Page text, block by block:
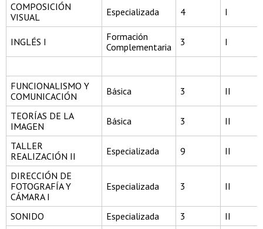
COMPOSICIÓN
VISUAL
Especializada 4 I
INGLÉS I
Formación
Complementaria
3 I
FUNCIONALISMO Y
COMUNICACIÓN
Básica 3 II
TEORÍAS DE LA
IMAGEN
Básica 3 II
TALLER
REALIZACIÓN II
Especializada 9 II
DIRECCIÓN DE
FOTOGRAFÍA Y
CÁMARA I
Especializada 3 II
SONIDO Especializada 3
II